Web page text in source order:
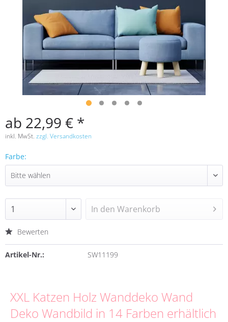
ab 22,99 € *
inkl. MwSt. zzgl. Versandkosten
Farbe:
In den Warenkorb
Bewerten
Artikel-Nr.: SW11199
XXL Katzen Holz Wanddeko Wand
Deko Wandbild in 14 Farben erhältlich